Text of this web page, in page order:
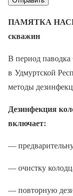
ПАМЯТКА
скважин
В период
в Удмуртской
методы
Дезинфекция
включает:
—
— очистку
— повторную